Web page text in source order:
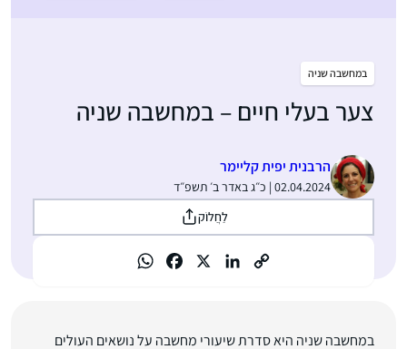
במחשבה שניה
צער בעלי חיים – במחשבה שניה
הרבנית יפית קליימר
02.04.2024 | כ״ג באדר ב׳ תשפ״ד
לַחֲלוֹק
במחשבה שניה היא סדרת שיעורי מחשבה על נושאים העולים